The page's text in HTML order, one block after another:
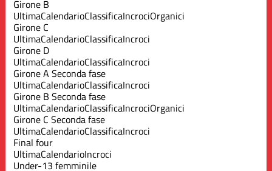
Girone B
UltimaCalendarioClassificaIncrociOrganici
Girone C
UltimaCalendarioClassificaIncroci
Girone D
UltimaCalendarioClassificaIncroci
Girone A Seconda fase
UltimaCalendarioClassificaIncroci
Girone B Seconda fase
UltimaCalendarioClassificaIncrociOrganici
Girone C Seconda fase
UltimaCalendarioClassificaIncroci
Final four
UltimaCalendarioIncroci
Under-13 femminile